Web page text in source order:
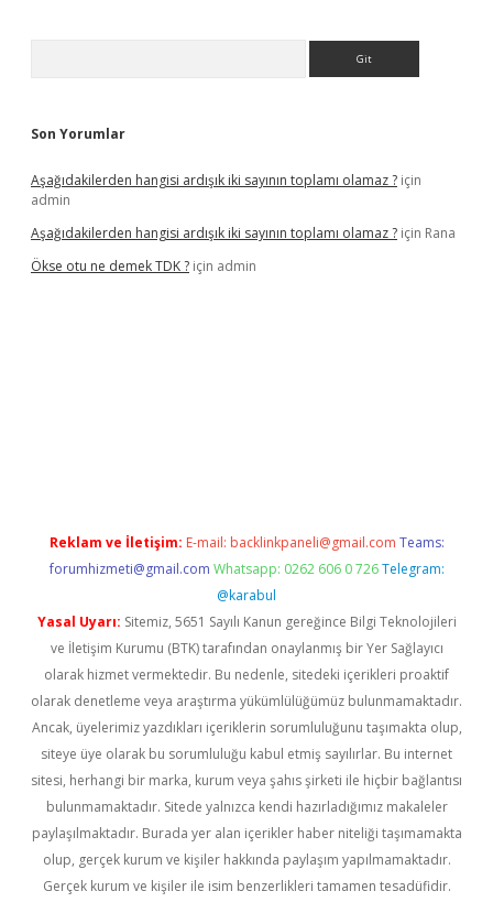
Son Yorumlar
Aşağıdakilerden hangisi ardışık iki sayının toplamı olamaz ? için
admin
Aşağıdakilerden hangisi ardışık iki sayının toplamı olamaz ? için Rana
Ökse otu ne demek TDK ? için admin
Reklam ve İletişim: E-mail: backlinkpaneli@gmail.com Teams:
forumhizmeti@gmail.com Whatsapp: 0262 606 0 726 Telegram:
@karabul
Yasal Uyarı: Sitemiz, 5651 Sayılı Kanun gereğince Bilgi Teknolojileri
ve İletişim Kurumu (BTK) tarafından onaylanmış bir Yer Sağlayıcı
olarak hizmet vermektedir. Bu nedenle, sitedeki içerikleri proaktif
olarak denetleme veya araştırma yükümlülüğümüz bulunmamaktadır.
Ancak, üyelerimiz yazdıkları içeriklerin sorumluluğunu taşımakta olup,
siteye üye olarak bu sorumluluğu kabul etmiş sayılırlar. Bu internet
sitesi, herhangi bir marka, kurum veya şahıs şirketi ile hiçbir bağlantısı
bulunmamaktadır. Sitede yalnızca kendi hazırladığımız makaleler
paylaşılmaktadır. Burada yer alan içerikler haber niteliği taşımamakta
olup, gerçek kurum ve kişiler hakkında paylaşım yapılmamaktadır.
Gerçek kurum ve kişiler ile isim benzerlikleri tamamen tesadüfidir.